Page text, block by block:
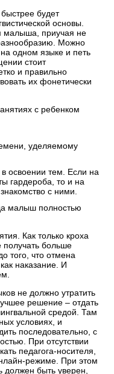
будет
основы.
малыша, приучая не
Можно
одном языке и петь
стоит
и правильно
их фонетически
с ребенком
уделяемому
освоении тем. Если на
гардероба, то и на
с ними.
малыш полностью
Как только кроха
получать больше
того, что отмена
наказание. И
не должно утратить
решение – отдать
средой. Там
условиях, и
последовательно, с
При отсутствии
педагога-носителя,
режиме. При этом
должен быть уверен,